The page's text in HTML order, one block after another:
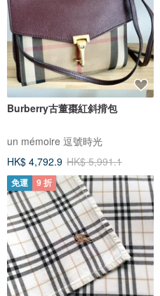
Burberry古董棗紅斜揹包
un mémoire 逗號時光
HK$ 4,792.9 HK$ 5,991.1
免運 9 折